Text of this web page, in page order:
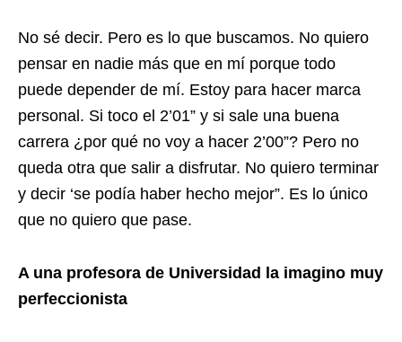
No sé decir. Pero es lo que buscamos. No quiero
pensar en nadie más que en mí porque todo
puede depender de mí. Estoy para hacer marca
personal. Si toco el 2’01” y si sale una buena
carrera ¿por qué no voy a hacer 2’00”? Pero no
queda otra que salir a disfrutar. No quiero terminar
y decir ‘se podía haber hecho mejor”. Es lo único
que no quiero que pase.
A una profesora de Universidad la imagino muy
perfeccionista